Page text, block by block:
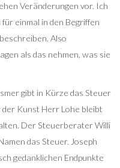
Veränderungen vor. Ich
einmal in den Begriffen
Also
als das nehmen, was sie
gibt in Kürze das Steuer
Kunst Herr Lohe bleibt
Der Steuerberater Willi
das Steuer. Joseph
gedanklichen Endpunkte